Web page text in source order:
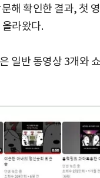
해 확인한 결과, 첫
라왔다.
일반 동영상 3개와